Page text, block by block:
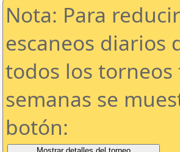
Nota: Para
escaneos diarios
todos los torneos
semanas se
botón: